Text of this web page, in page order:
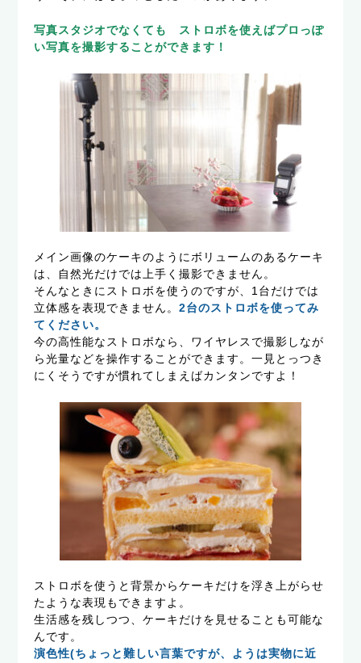
写真スタジオでなくても ストロボを使えばプロっぽ
い写真を撮影することができます！
メイン画像のケーキのようにボリュームのあるケーキ
は、自然光だけでは上手く撮影できません。
そんなときにストロボを使うのですが、1台だけでは
立体感を表現できません。2台のストロボを使ってみ
てください。
今の高性能なストロボなら、ワイヤレスで撮影しなが
ら光量などを操作することができます。一見とっつき
にくそうですが慣れてしまえばカンタンですよ！
ストロボを使うと背景からケーキだけを浮き上がらせ
たような表現もできますよ。
生活感を残しつつ、ケーキだけを見せることも可能な
んです。
演色性(ちょっと難しい言葉ですが、ようは実物に近